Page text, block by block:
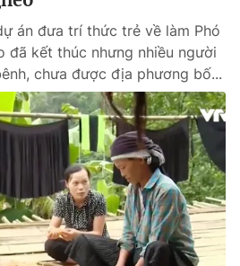
án đưa trí thức trẻ về làm Phó
đã kết thúc nhưng nhiều người
chưa được địa phương bố...